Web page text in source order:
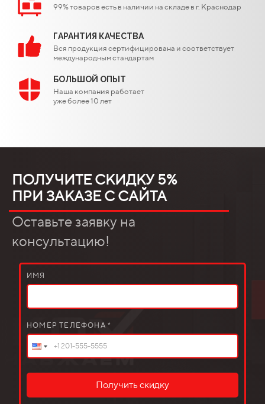
99% товаров есть в наличии на складе в г. Краснодар
ГАРАНТИЯ КАЧЕСТВА
Вся продукция сертифицирована и соответствует
международным стандартам
БОЛЬШОЙ ОПЫТ
Наша компания работает
уже более 10 лет
ПОЛУЧИТЕ СКИДКУ 5%
ПРИ ЗАКАЗЕ С САЙТА
Оставьте заявку на
консультацию!
ИМЯ
НОМЕР ТЕЛЕФОНА *
Получить скидку